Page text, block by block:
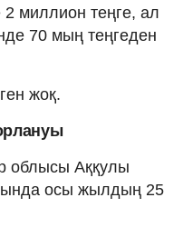
2 миллион теңге, ал
70 мың теңгеден
жоқ.
облысы Аққулы
осы жылдың 25